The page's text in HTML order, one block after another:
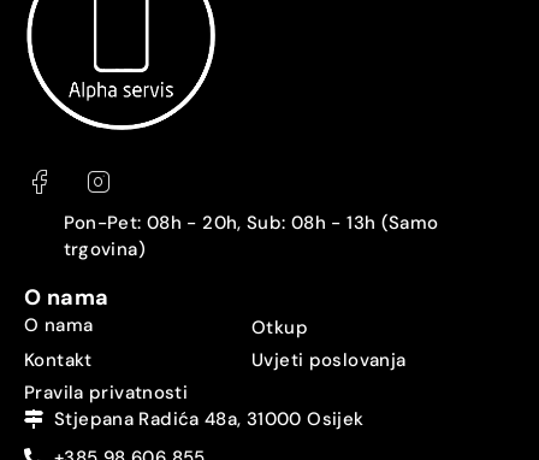
Pon-Pet: 08h - 20h, Sub: 08h - 13h (Samo
trgovina)
O nama
O nama
Otkup
Kontakt
Uvjeti poslovanja
Pravila privatnosti
Stjepana Radića 48a, 31000 Osijek